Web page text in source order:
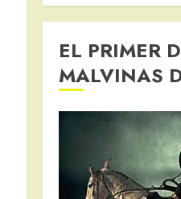
EL PRIMER
MALVINAS